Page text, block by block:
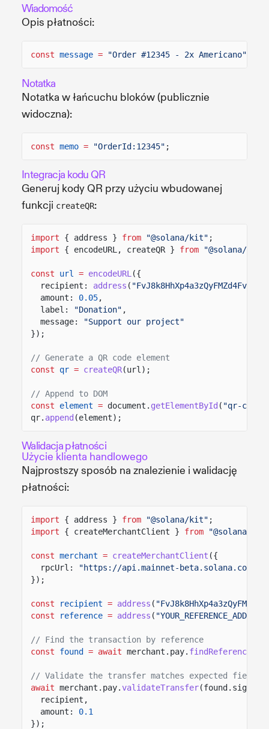
Wiadomość
Opis płatności:
const message = "Order #12345 - 2x Americano"
Notatka
Notatka w łańcuchu bloków (publicznie
widoczna):
const memo = "OrderId:12345" ;
Integracja kodu QR
Generuj kody QR przy użyciu wbudowanej
funkcji createQR:
import { address } from "@solana/kit" ;
import
{ encodeURL, createQR } from "@solana/pay"
const url = encodeURL ({
recipient:
address (
amount:
0.05,
label:
"Donation" ,
message:
"Support our project"
});
// Generate a QR code element
const
qr = createQR(url);
// Append to DOM
const
element = document. getElementById ( "qr-code"
qr. append (element);
Walidacja płatności
Użycie klienta handlowego
Najprostszy sposób na znalezienie i walidację
płatności:
import { address } from "@solana/kit" ;
import
{ createMerchantClient } from "@solana/
const merchant = createMerchantClient ({
rpcUrl:
"https://api.mainnet-beta.solana.com"
});
const recipient = address (
const
reference = address (
// Find the transaction by reference
const
found = await merchant.pay. findReference
// Validate the transfer matches expected fields
await merchant.pay.validateTransfer
recipient,
amount:
0.1
});